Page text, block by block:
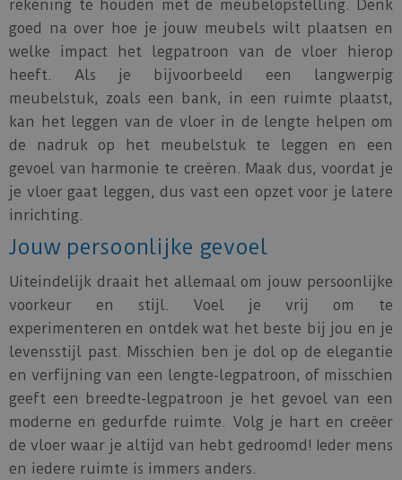
rekening te houden met de meubelopstelling. Denk
goed na over hoe je jouw meubels wilt plaatsen en
welke impact het legpatroon van de vloer hierop
heeft. Als je bijvoorbeeld een langwerpig
meubelstuk, zoals een bank, in een ruimte plaatst,
kan het leggen van de vloer in de lengte helpen om
de nadruk op het meubelstuk te leggen en een
gevoel van harmonie te creëren. Maak dus, voordat je
je vloer gaat leggen, dus vast een opzet voor je latere
inrichting.
Jouw persoonlijke gevoel
Uiteindelijk draait het allemaal om jouw persoonlijke
voorkeur en stijl. Voel je vrij om te
experimenteren en ontdek wat het beste bij jou en je
levensstijl past. Misschien ben je dol op de elegantie
en verfijning van een lengte-legpatroon, of misschien
geeft een breedte-legpatroon je het gevoel van een
moderne en gedurfde ruimte. Volg je hart en creëer
de vloer waar je altijd van hebt gedroomd! Ieder mens
en iedere ruimte is immers anders.